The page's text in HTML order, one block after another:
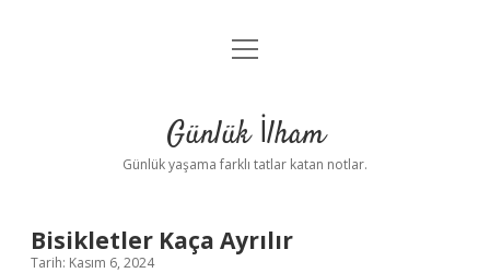
Anasayfa
Yasal Uyarı
menüyü
Günlük İlham
Günlük yaşama farklı tatlar katan notlar.
Bisikletler Kaça Ayrılır
Tarih: Kasım 6, 2024